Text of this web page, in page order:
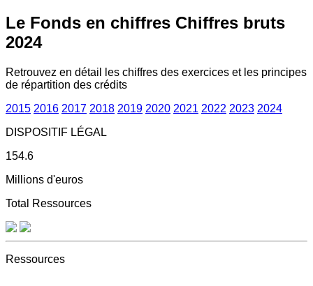
Le Fonds en chiffres Chiffres bruts
2024
Retrouvez en détail les chiffres des exercices et les principes
de répartition des crédits
2015 2016 2017 2018 2019 2020 2021 2022 2023 2024
DISPOSITIF LÉGAL
154.6
Millions d'euros
Total Ressources
Ressources